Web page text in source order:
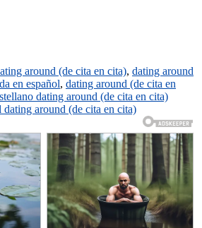
around (de cita en cita), dating around
en español, dating around (de cita en
dating around (de cita en cita)
dating around (de cita en cita)